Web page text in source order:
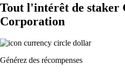
Tout l'intérêt de staker
Corporation
Générez des récompenses